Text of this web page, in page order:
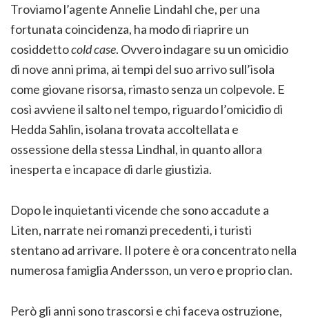
Troviamo l’agente Annelie Lindahl che, per una
fortunata coincidenza, ha modo di riaprire un
cosiddettocold case. Ovvero indagare su un omicidio
di nove anni prima, ai tempi del suo arrivo sull’isola
come giovane risorsa, rimasto senza un colpevole. E
così avviene il salto nel tempo, riguardo l’omicidio di
Hedda Sahlin, isolana trovata accoltellata e
ossessione della stessa Lindhal, in quanto allora
inesperta e incapace di darle giustizia.
Dopo le inquietanti vicende che sono accadute a
Liten, narrate nei romanzi precedenti, i turisti
stentano ad arrivare. Il potere è ora concentrato nella
numerosa famiglia Andersson, un vero e proprio clan.
Però gli anni sono trascorsi e chi faceva ostruzione,